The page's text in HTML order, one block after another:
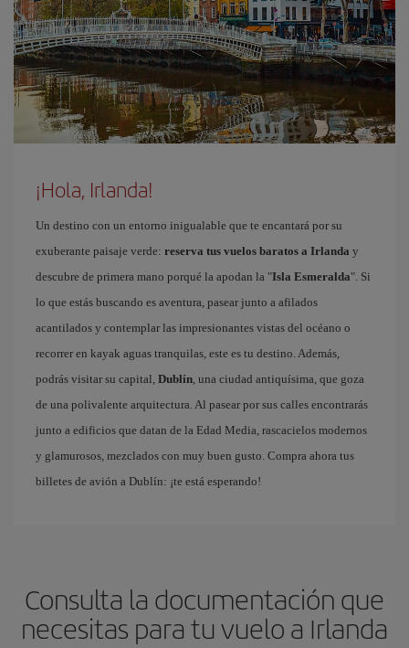
¡Hola, Irlanda!
Un destino con un entorno inigualable que te encantará por su
exuberante paisaje verde: reserva tus vuelos baratos a Irlanda y
descubre de primera mano porqué la apodan la "Isla Esmeralda". Si
lo que estás buscando es aventura, pasear junto a afilados
acantilados y contemplar las impresionantes vistas del océano o
recorrer en kayak aguas tranquilas, este es tu destino. Además,
podrás visitar su capital, Dublín , una ciudad antiquísima, que goza
de una polivalente arquitectura. Al pasear por sus calles encontrarás
junto a edificios que datan de la Edad Media, rascacielos modernos
y glamurosos, mezclados con muy buen gusto. Compra ahora tus
billetes de avión a Dublín: ¡te está esperando!
Consulta la documentación que
necesitas para tu vuelo a Irlanda